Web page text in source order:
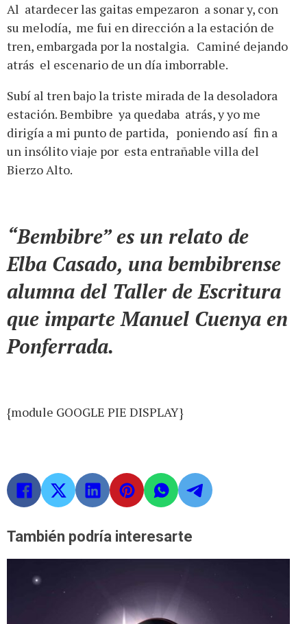
Al atardecer las gaitas empezaron a sonar y, con
su melodía, me fui en dirección a la estación de
tren, embargada por la nostalgia. Caminé dejando
atrás el escenario de un día imborrable.
Subí al tren bajo la triste mirada de la desoladora
estación. Bembibre ya quedaba atrás, y yo me
dirigía a mi punto de partida, poniendo así fin a
un insólito viaje por esta entrañable villa del
Bierzo Alto.
“Bembibre” es un relato de
Elba Casado, una bembibrense
alumna del Taller de Escritura
que imparte Manuel Cuenya en
Ponferrada.
{module GOOGLE PIE DISPLAY}
También podría interesarte